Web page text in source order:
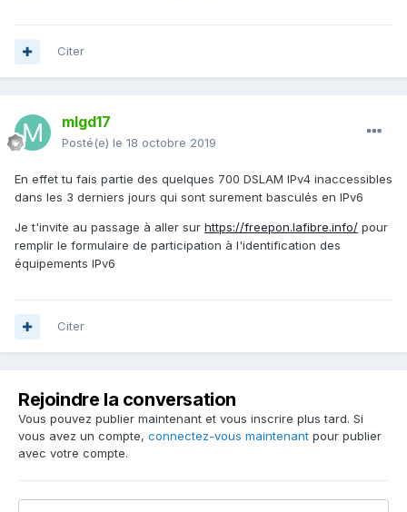
Citer
mlgd17
Posté(e) le 18 octobre 2019
En effet tu fais partie des quelques 700 DSLAM IPv4 inaccessibles
dans les 3 derniers jours qui sont surement basculés en IPv6
Je t'invite au passage à aller sur https://freepon.lafibre.info/ pour
remplir le formulaire de participation à l'identification des
équipements IPv6
Citer
Rejoindre la conversation
Vous pouvez publier maintenant et vous inscrire plus tard. Si
vous avez un compte, connectez-vous maintenant pour publier
avec votre compte.